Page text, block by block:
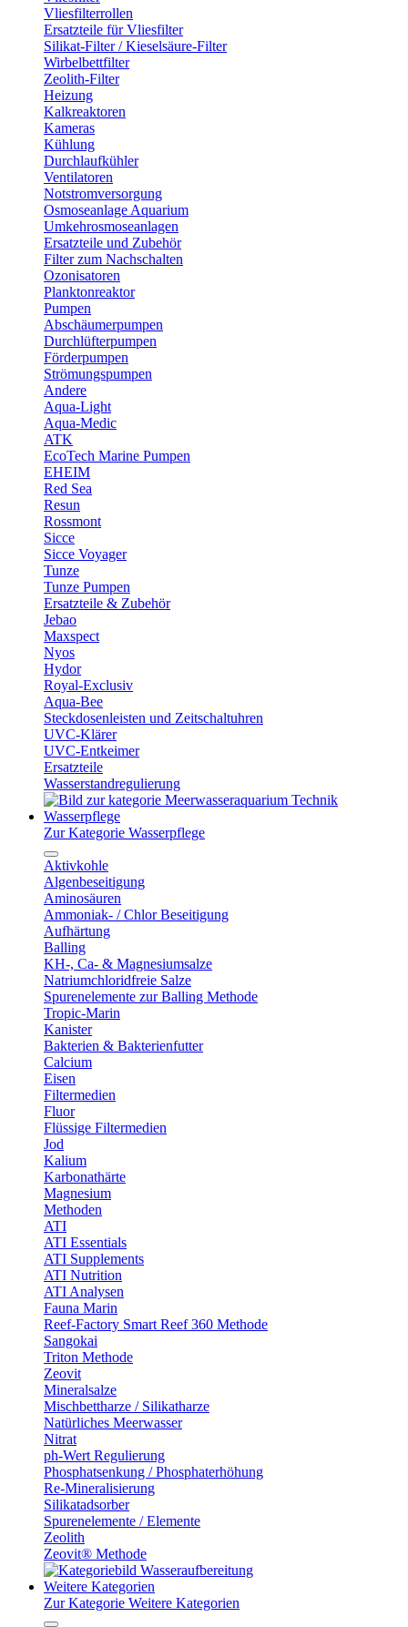
Vliesfilterrollen
Ersatzteile für Vliesfilter
Silikat-Filter / Kieselsäure-Filter
Wirbelbettfilter
Zeolith-Filter
Heizung
Kalkreaktoren
Kameras
Kühlung
Durchlaufkühler
Ventilatoren
Notstromversorgung
Osmoseanlage Aquarium
Umkehrosmoseanlagen
Ersatzteile und Zubehör
Filter zum Nachschalten
Ozonisatoren
Planktonreaktor
Pumpen
Abschäumerpumpen
Durchlüfterpumpen
Förderpumpen
Strömungspumpen
Andere
Aqua-Light
Aqua-Medic
ATK
EcoTech Marine Pumpen
EHEIM
Red Sea
Resun
Rossmont
Sicce
Sicce Voyager
Tunze
Tunze Pumpen
Ersatzteile & Zubehör
Jebao
Maxspect
Nyos
Hydor
Royal-Exclusiv
Aqua-Bee
Steckdosenleisten und Zeitschaltuhren
UVC-Klärer
UVC-Entkeimer
Ersatzteile
Wasserstandregulierung
Wasserpflege
Zur Kategorie Wasserpflege
Aktivkohle
Algenbeseitigung
Aminosäuren
Ammoniak- / Chlor Beseitigung
Aufhärtung
Balling
KH-, Ca- & Magnesiumsalze
Natriumchloridfreie Salze
Spurenelemente zur Balling Methode
Tropic-Marin
Kanister
Bakterien & Bakterienfutter
Calcium
Eisen
Filtermedien
Fluor
Flüssige Filtermedien
Jod
Kalium
Karbonathärte
Magnesium
Methoden
ATI
ATI Essentials
ATI Supplements
ATI Nutrition
ATI Analysen
Fauna Marin
Reef-Factory Smart Reef 360 Methode
Sangokai
Triton Methode
Zeovit
Mineralsalze
Mischbettharze / Silikatharze
Natürliches Meerwasser
Nitrat
ph-Wert Regulierung
Phosphatsenkung / Phosphaterhöhung
Re-Mineralisierung
Silikatadsorber
Spurenelemente / Elemente
Zeolith
Zeovit® Methode
Weitere Kategorien
Zur Kategorie Weitere Kategorien